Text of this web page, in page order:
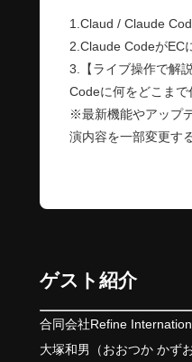
1.Claud / Claude
2.Claude CodeがEC
3.【ライブ操作で解
Codeに何をどこま
※最新機能やアップ
演内容を一部変更す
ゲスト紹介
合同会社Refine
大塚和男（おおつか かず